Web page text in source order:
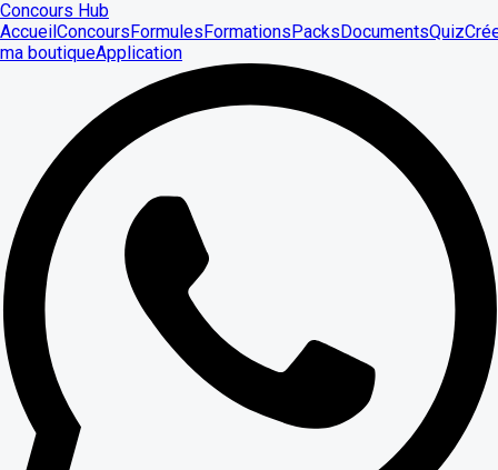
Concours Hub
AccueilConcoursFormulesFormationsPacksDocumentsQuiz
ma boutiqueApplication